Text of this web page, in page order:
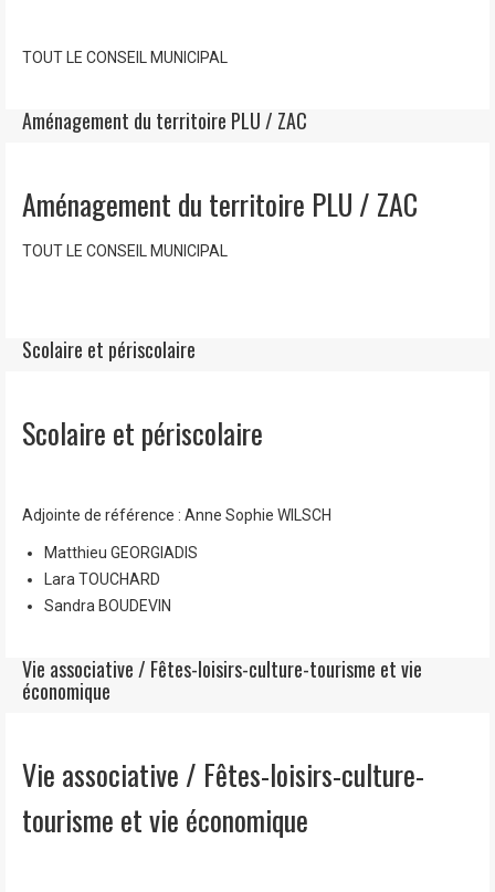
TOUT LE CONSEIL MUNICIPAL
Aménagement du territoire PLU / ZAC
Aménagement du territoire PLU / ZAC
TOUT LE CONSEIL MUNICIPAL
Scolaire et périscolaire
Scolaire et périscolaire
Adjointe de référence : Anne Sophie WILSCH
Matthieu GEORGIADIS
Lara TOUCHARD
Sandra BOUDEVIN
Vie associative / Fêtes-loisirs-culture-tourisme et vie
économique
Vie associative / Fêtes-loisirs-culture-
tourisme et vie économique